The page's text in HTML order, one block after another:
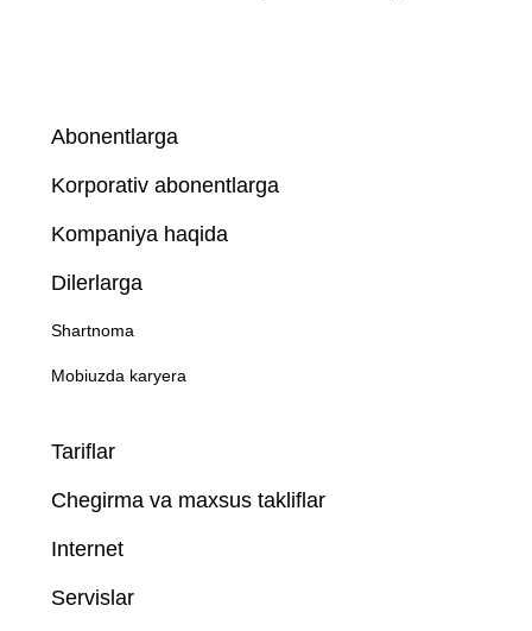
Abonentlarga
Korporativ abonentlarga
Kompaniya haqida
Dilerlarga
Shartnoma
Mobiuzda karyera
Tariflar
Chegirma va maxsus takliflar
Internet
Servislar